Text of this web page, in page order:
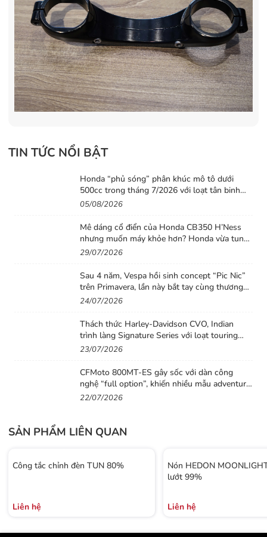
TIN TỨC NỔI BẬT
Honda “phủ sóng” phân khúc mô tô dưới
500cc trong tháng 7/2026 với loạt tân binh
đáng chú ý
05/08/2026
Mê dáng cổ điển của Honda CB350 H’Ness
nhưng muốn máy khỏe hơn? Honda vừa tung
ra lời giải với CB500 mới
29/07/2026
Sau 4 năm, Vespa hồi sinh concept “Pic Nic”
trên Primavera, lần này bắt tay cùng thương
hiệu thời trang Gigi
24/07/2026
Thách thức Harley-Davidson CVO, Indian
trình làng Signature Series với loạt touring
sơn thủ công cực độc
23/07/2026
CFMoto 800MT-ES gây sốc với dàn công
nghệ “full option”, khiến nhiều mẫu adventure
đắt tiền cũng phải dè chừng
22/07/2026
SẢN PHẨM LIÊN QUAN
Công tắc chỉnh đèn TUN 80%
Liên hệ
Nón HEDON
lướt 99%
Liên hệ